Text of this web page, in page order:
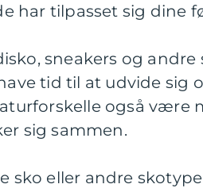
har tilpasset sig dine
sneakers og andre
tid til at udvide sig
også være
sig sammen.
eller andre